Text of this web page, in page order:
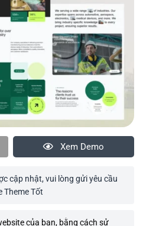
Xem Demo
cập nhật, vui lòng gửi yêu cầu
Theme Tốt
của bạn, bằng cách sử